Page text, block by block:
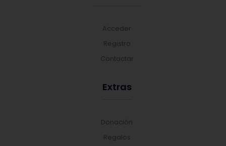
Acceder
Registro
Contactar
Extras
Donación
Regalos